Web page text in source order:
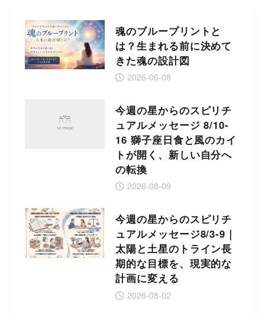
魂のブループリントと
は？生まれる前に決めて
きた魂の設計図
2026-06-08
今週の星からのスピリチ
ュアルメッセージ 8/10-
16 獅子座日食と風のカイ
トが開く、新しい自分へ
の転換
2026-08-09
今週の星からのスピリチ
ュアルメッセージ8/3-9｜
太陽と土星のトライン長
期的な目標を、現実的な
計画に変える
2026-08-02